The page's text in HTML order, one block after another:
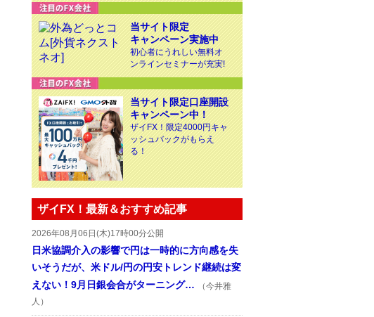
当サイト限定
キャンペーン実施中
初心者にうれしい無料オ
ンラインセミナーが充実!
当サイト限定口座開設
キャンペーン中！
ザイFX！限定4000円キャ
ッシュバックがもらえ
る！
ザイFX！最新＆おすすめ記事
2026年08月06日(木)17時00分公開
日米協調介入の影響で円は一時的に方向感を失
いそうだが、米ドル/円の円安トレンド継続は変
えない！9月日銀会合がターニング…
（今井雅
人）